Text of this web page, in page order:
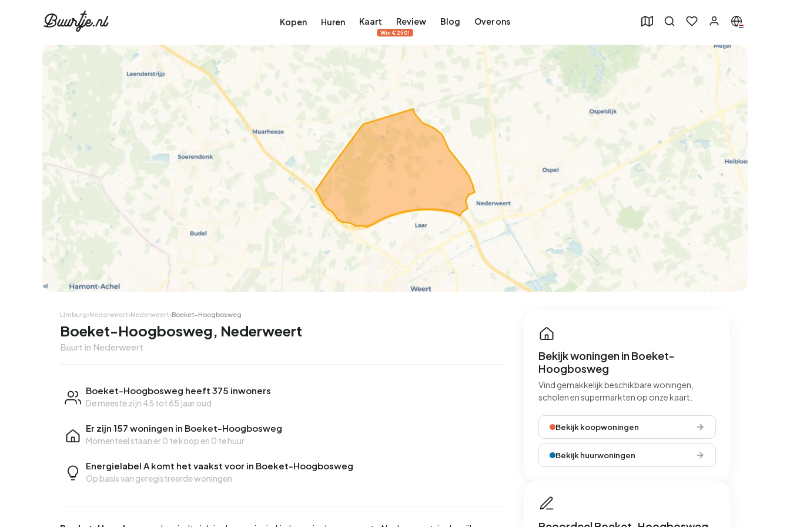
Kopen Huren Kaart Review
Win €250!
Blog Over ons
Limburg›Nederweert›Nederweert›Boeket-Hoogbosweg
Boeket-Hoogbosweg, Nederweert
Buurt in Nederweert
Boeket-Hoogbosweg heeft 375 inwoners
De meeste zijn 45 tot 65 jaar oud
Er zijn 157 woningen in Boeket-Hoogbosweg
Momenteel staan er0 te koop en 0 te huur
Energielabel A komt het vaakst voor in Boeket-Hoogbosweg
Op basis van geregistreerde woningen
Bekijk woningen in Boeket-
Hoogbosweg
Vind gemakkelijk beschikbare woningen,
scholen en supermarkten op onze kaart.
Bekijk koopwoningen
Bekijk huurwoningen